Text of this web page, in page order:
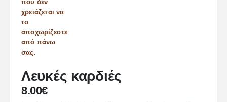
Λευκές καρδιές
8.00€